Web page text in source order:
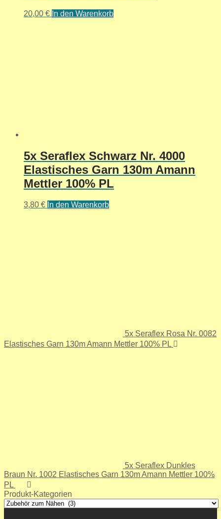
20,00 € In den Warenkorb
5x Seraflex Schwarz Nr. 4000
Elastisches Garn 130m Amann
Mettler 100% PL
3,80 € In den Warenkorb
5x Seraflex Rosa Nr. 0082
Elastisches Garn 130m Amann Mettler 100% PL
5x Seraflex Dunkles
Braun Nr. 1002 Elastisches Garn 130m Amann Mettler 100%
PL
Produkt-Kategorien